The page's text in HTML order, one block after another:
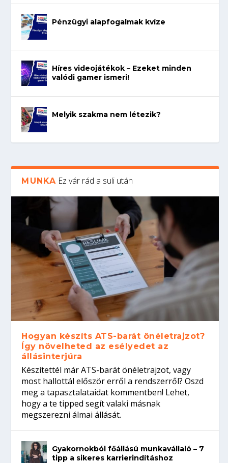
Pénzügyi alapfogalmak kvíze
Híres videojátékok – Ezeket minden
valódi gamer ismeri!
Melyik szakma nem létezik?
MUNKA Ez vár rád a suli után
Hogyan készíts ATS-barát önéletrajzot?
Így növelheted az esélyedet az
állásinterjúra
Készítettél már ATS-barát önéletrajzot, vagy
most hallottál először erről a rendszerről? Oszd
meg a tapasztalataidat kommentben! Lehet,
hogy a te tipped segít valaki másnak
megszerezni álmai állását.
Gyakornokból főállású munkavállaló – 7
tipp a sikeres karrierindításhoz